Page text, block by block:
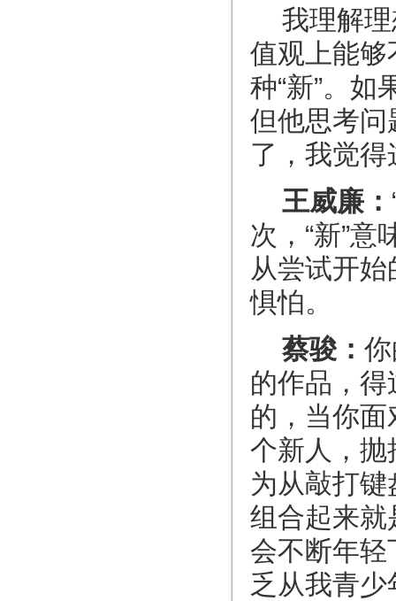
我理解
值观上能够
种“新”。
但他思考问
了，我觉
王威廉：
次，“新”
从尝试开
惧怕。
蔡骏：
的作品，
的，当你
个新人，抛
为从敲打
组合起来就
会不断年
乏从我青